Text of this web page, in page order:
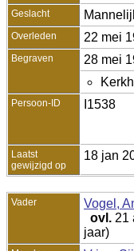
Geslacht
Overleden 22 mei
Begraven 28 mei
Persoon-ID I1538
Laatst
gewijzigd op
18 jan
Vader Vogel,
ovl. 21
jaar)